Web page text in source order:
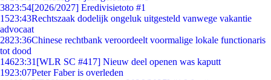
3823:54[2026/2027] Eredivisietoto #1
1523:43Rechtszaak dodelijk ongeluk uitgesteld vanwege vakantie
advocaat
2823:36Chinese rechtbank veroordeelt voormalige lokale functionaris
tot dood
14623:31 [WLR SC #417] Nieuw deel openen was kaputt
1923:07Peter Faber is overleden